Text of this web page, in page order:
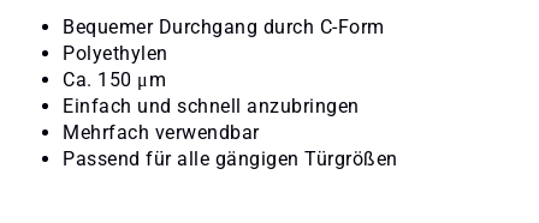
Bequemer Durchgang durch C-Form
Polyethylen
Ca. 150 μm
Einfach und schnell anzubringen
Mehrfach verwendbar
Passend für alle gängigen Türgrößen